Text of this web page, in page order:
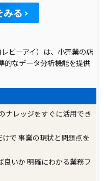
みる
ビーアイ）は、小売業の店
的なデータ分析機能を提供
ナレッジをすぐに活用でき
で 事業の現状と問題点を
いか 明確にわかる業務フ